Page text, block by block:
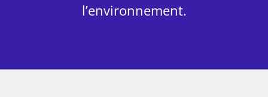
l’environnement.